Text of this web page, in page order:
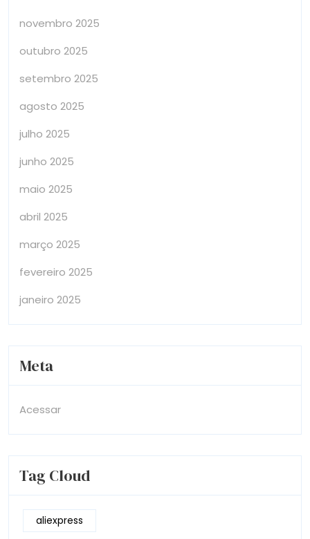
novembro 2025
outubro 2025
setembro 2025
agosto 2025
julho 2025
junho 2025
maio 2025
abril 2025
março 2025
fevereiro 2025
janeiro 2025
Meta
Acessar
Tag Cloud
aliexpress